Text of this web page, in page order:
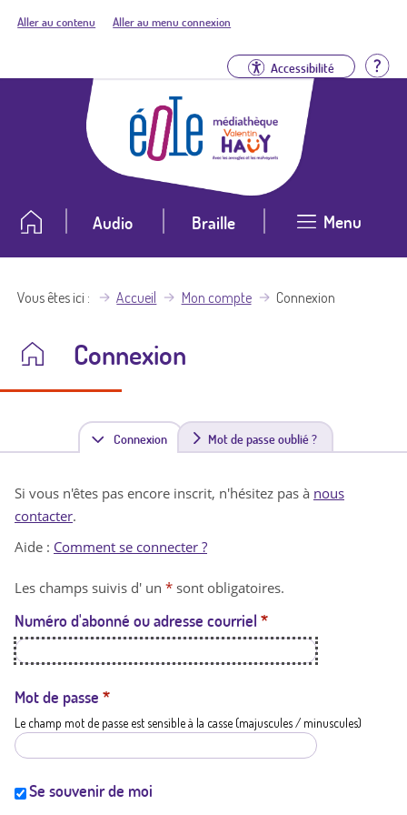
Aller au contenu Aller au menu connexion
Accessibilité
Audio Braille Menu
Vous êtes ici Accueil Mon compte Connexion
Connexion
Connexion(
n
t
a
t
i
Mot de passe oublié ?
Si vous n'êtes pas encore inscrit, n'hésitez pas à nous
contacter.
Aide : Comment se connecter ?
Les champs suivis d' un * sont obligatoires.
Numéro d'abonné ou adresse courriel *
Mot de passe *
Le champ mot de passe est sensible à la casse (majuscules / minuscules)
Se souvenir de moi